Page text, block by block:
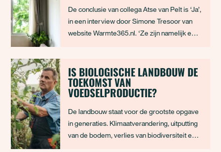
De conclusie van collega Atse van Pelt is ‘Ja’,
in een interview door Simone Tresoor van
website Warmte365.nl. ‘Ze zijn namelijk een
500 kubieke meter).’ Dit geldt natuurlijk
alleen voor airco’s die zowel kunne
IS BIOLOGISCHE LANDBOUW DE
TOEKOMST VAN
VOEDSELPRODUCTIE?
De landbouw staat voor de grootste opgave
in generaties. Klimaatverandering, uitputting
van de bodem, verlies van biodiversiteit en